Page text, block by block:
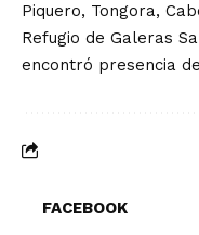
Piquero, Tongora,
Refugio de Galeras
encontró presencia
FACEBOOK